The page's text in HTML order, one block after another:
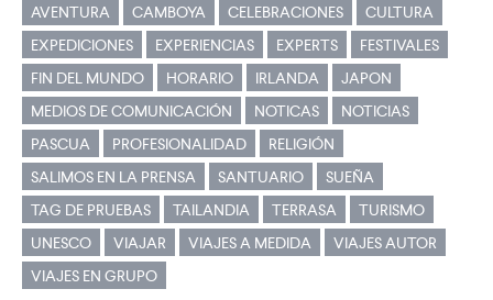
AVENTURA
CAMBOYA CELEBRACIONES
CULTURA
EXPEDICIONES
EXPERIENCIAS EXPERTS
FESTIVALES
FIN DEL MUNDO
HORARIO IRLANDA
JAPON
MEDIOS DE COMUNICACIÓN
NOTICAS
NOTICIAS
PASCUA
PROFESIONALIDAD
RELIGIÓN
SALIMOS EN LA PRENSA
SANTUARIO
SUEÑA
TAG DE PRUEBAS
TAILANDIA TERRASA
TURISMO
UNESCO
VIAJAR VIAJES A MEDIDA
VIAJES AUTOR
VIAJES EN GRUPO